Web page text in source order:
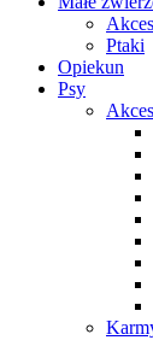
Ptaki
Opiekun
Psy